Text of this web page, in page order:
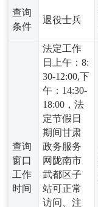
查询
条件
退役士兵
查询
窗口
工作
时间
法定工作
日上午：8:
30-12:00,下
午：14:30-
18:00，法
定节假日
期间甘肃
政务服务
网陇南市
武都区子
站可正常
访问、注